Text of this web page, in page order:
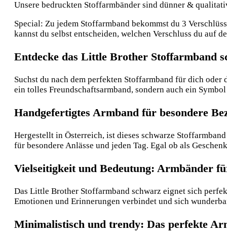
Unsere bedruckten Stoffarmbänder sind dünner &
Special: Zu jedem Stoffarmband bekommst du 3
kannst du selbst entscheiden, welchen Verschluss du auf
Entdecke das Little Brother Stoffarmband
Suchst du nach dem perfekten Stoffarmband für dich
ein tolles Freundschaftsarmband, sondern auch ein
Handgefertigtes Armband für besondere
Hergestellt in Österreich, ist dieses schwarze
für besondere Anlässe und jeden Tag. Egal ob als
Vielseitigkeit und Bedeutung: Armbänder
Das Little Brother Stoffarmband schwarz eignet sich
Emotionen und Erinnerungen verbindet und sich
Minimalistisch und trendy: Das perfekte